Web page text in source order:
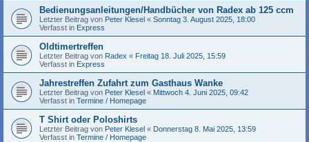
Bedienungsanleitungen/Handbücher von Radex ab 125 ccm
Letzter Beitrag von Peter Klesel « Sonntag 3. August 2025, 18:00
Verfasst in Express
Oldtimertreffen
Letzter Beitrag von Radex « Freitag 18. Juli 2025, 15:59
Verfasst in Express
Jahrestreffen Zufahrt zum Gasthaus Wanke
Letzter Beitrag von Peter Klesel « Mittwoch 4. Juni 2025, 09:42
Verfasst in Termine / Homepage
T Shirt oder Poloshirts
Letzter Beitrag von Peter Klesel « Donnerstag 8. Mai 2025, 13:59
Verfasst in Termine / Homepage